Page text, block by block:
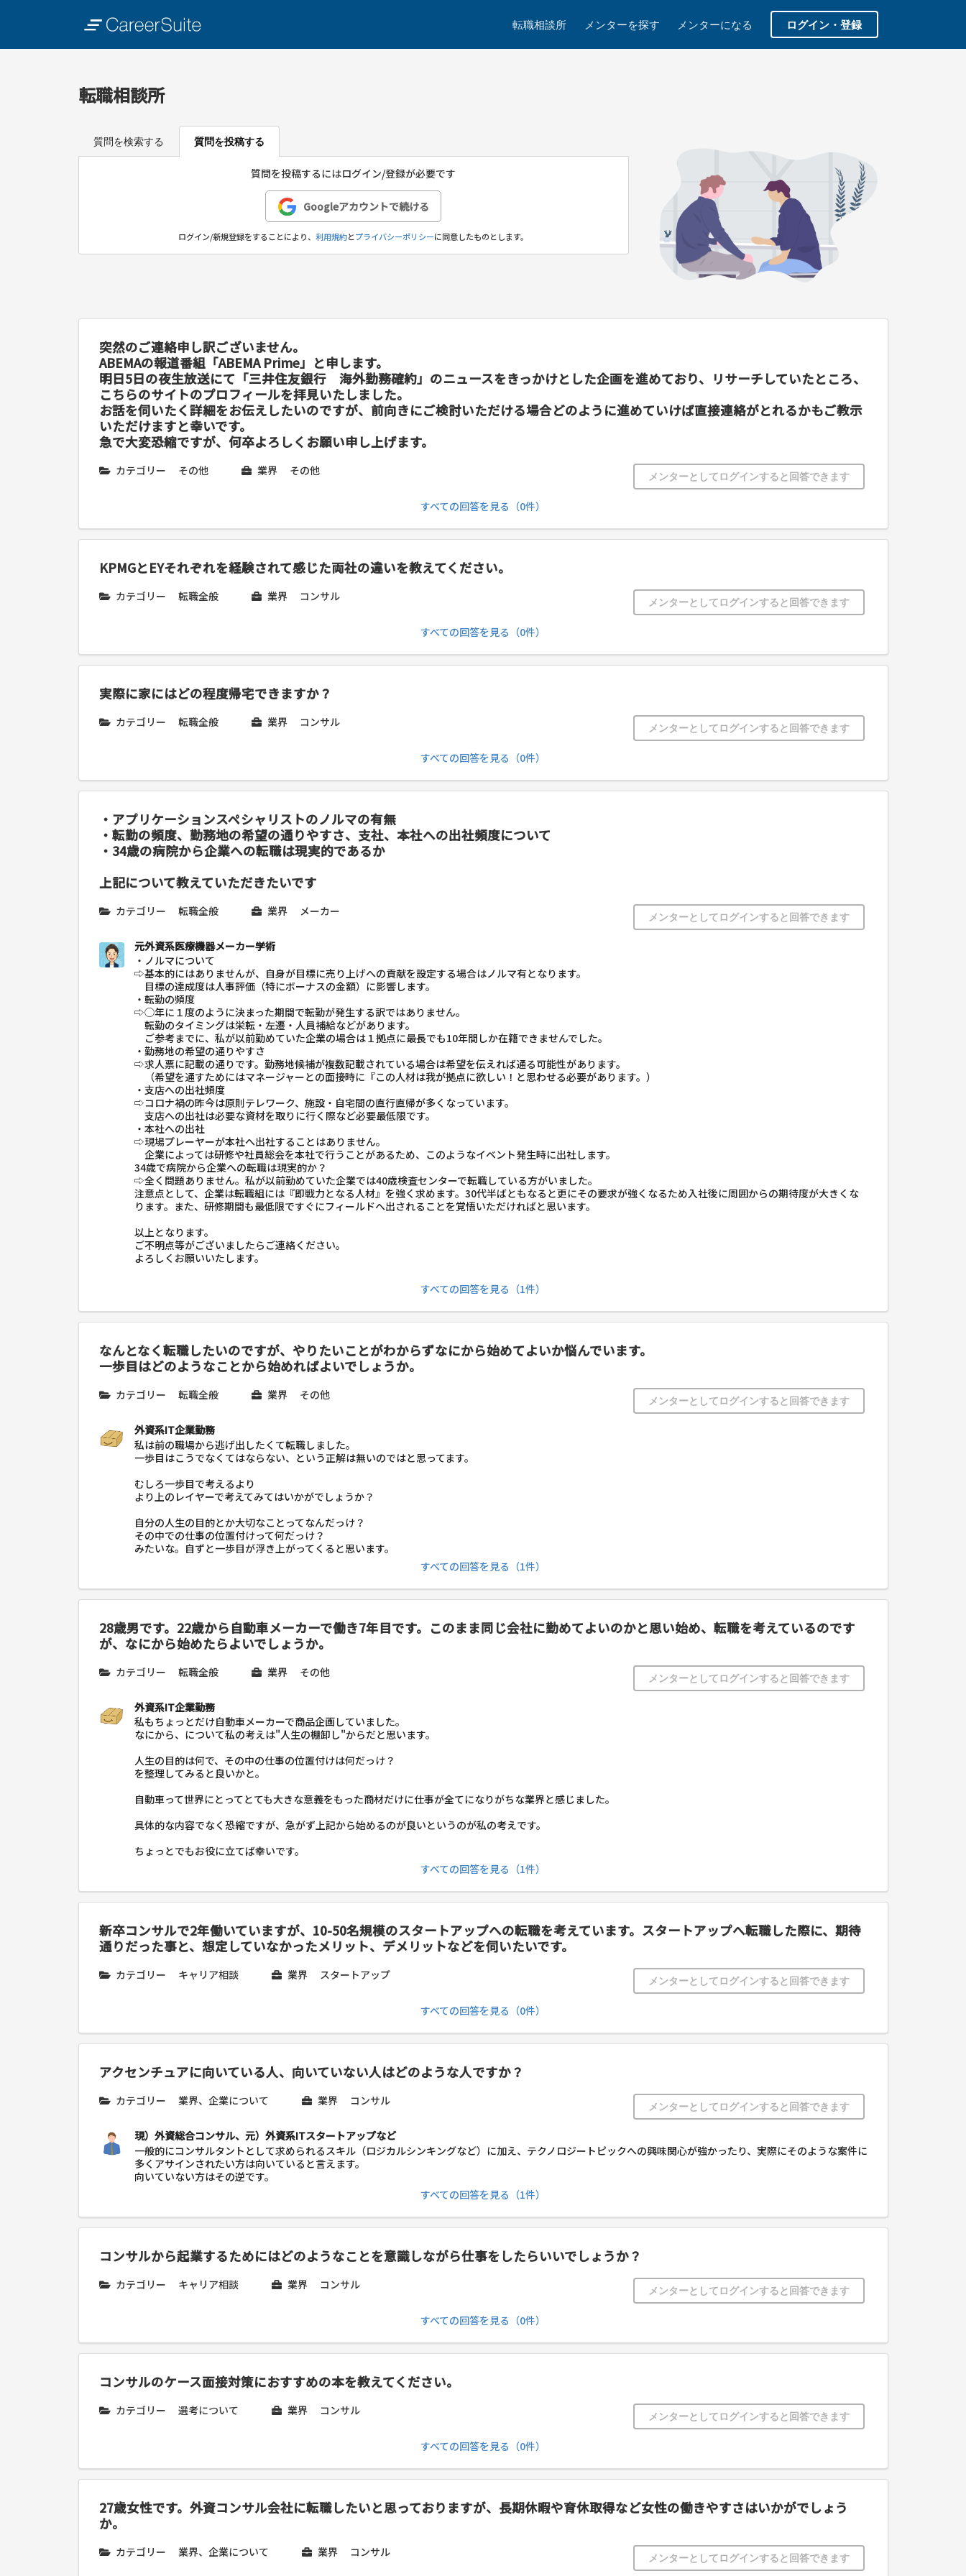
転職相談所 メンターを探す メンターになる ログイン・登録
転職相談所
質問を検索する 質問を投稿する
質問を投稿するにはログイン/登録が必要です
Googleアカウントで続ける
ログイン/新規登録をすることにより、利用規約とプライバシーポリシーに同意したものとします。
突然のご連絡申し訳ございません。
ABEMAの報道番組「ABEMA Prime」と申します。
明日5日の夜生放送にて「三井住友銀行 海外勤務確約」のニュースをきっかけとした企画を進めており、リサーチしていたところ、
こちらのサイトのプロフィールを拝見いたしました。
お話を伺いたく詳細をお伝えしたいのですが、前向きにご検討いただける場合どのように進めていけば直接連絡がとれるかもご教示
いただけますと幸いです。
急で大変恐縮ですが、何卒よろしくお願い申し上げます。
カテゴリー その他 業界 その他 メンターとしてログインすると回答できます
すべての回答を見る（0件）
KPMGとEYそれぞれを経験されて感じた両社の違いを教えてください。
カテゴリー 転職全般 業界 コンサル メンターとしてログインすると回答できます
すべての回答を見る（0件）
実際に家にはどの程度帰宅できますか？
カテゴリー 転職全般 業界 コンサル メンターとしてログインすると回答できます
すべての回答を見る（0件）
・アプリケーションスペシャリストのノルマの有無
・転勤の頻度、勤務地の希望の通りやすさ、支社、本社への出社頻度について
・34歳の病院から企業への転職は現実的であるか
上記について教えていただきたいです
カテゴリー 転職全般 業界 メーカー メンターとしてログインすると回答できます
元外資系医療機器メーカー学術
・ノルマについて
⇨基本的にはありませんが、自身が目標に売り上げへの貢献を設定する場合はノルマ有となります。
目標の達成度は人事評価（特にボーナスの金額）に影響します。
・転勤の頻度
⇨◯年に１度のように決まった期間で転勤が発生する訳ではありません。
転勤のタイミングは栄転・左遷・人員補給などがあります。
ご参考までに、私が以前勤めていた企業の場合は１拠点に最長でも10年間しか在籍できませんでした。
・勤務地の希望の通りやすさ
⇨求人票に記載の通りです。勤務地候補が複数記載されている場合は希望を伝えれば通る可能性があります。
（希望を通すためにはマネージャーとの面接時に『この人材は我が拠点に欲しい！と思わせる必要があります。）
・支店への出社頻度
⇨コロナ禍の昨今は原則テレワーク、施設・自宅間の直行直帰が多くなっています。
支店への出社は必要な資材を取りに行く際など必要最低限です。
・本社への出社
⇨現場プレーヤーが本社へ出社することはありません。
企業によっては研修や社員総会を本社で行うことがあるため、このようなイベント発生時に出社します。
34歳で病院から企業への転職は現実的か？
⇨全く問題ありません。私が以前勤めていた企業では40歳検査センターで転職している方がいました。
注意点として、企業は転職組には『即戦力となる人材』を強く求めます。30代半ばともなると更にその要求が強くなるため入社後に周囲からの期待度が大きくな
ります。また、研修期間も最低限ですぐにフィールドへ出されることを覚悟いただければと思います。
以上となります。
ご不明点等がございましたらご連絡ください。
よろしくお願いいたします。
すべての回答を見る（1件）
なんとなく転職したいのですが、やりたいことがわからずなにから始めてよいか悩んでいます。
一歩目はどのようなことから始めればよいでしょうか。
カテゴリー 転職全般 業界 その他 メンターとしてログインすると回答できます
外資系IT企業勤務
私は前の職場から逃げ出したくて転職しました。
一歩目はこうでなくてはならない、という正解は無いのではと思ってます。
むしろ一歩目で考えるより
より上のレイヤーで考えてみてはいかがでしょうか？
自分の人生の目的とか大切なことってなんだっけ？
その中での仕事の位置付けって何だっけ？
みたいな。自ずと一歩目が浮き上がってくると思います。
すべての回答を見る（1件）
28歳男です。22歳から自動車メーカーで働き7年目です。このまま同じ会社に勤めてよいのかと思い始め、転職を考えているのです
が、なにから始めたらよいでしょうか。
カテゴリー 転職全般 業界 その他 メンターとしてログインすると回答できます
外資系IT企業勤務
私もちょっとだけ自動車メーカーで商品企画していました。
なにから、について私の考えは"人生の棚卸し"からだと思います。
人生の目的は何で、その中の仕事の位置付けは何だっけ？
を整理してみると良いかと。
自動車って世界にとってとても大きな意義をもった商材だけに仕事が全てになりがちな業界と感じました。
具体的な内容でなく恐縮ですが、急がず上記から始めるのが良いというのが私の考えです。
ちょっとでもお役に立てば幸いです。
すべての回答を見る（1件）
新卒コンサルで2年働いていますが、10-50名規模のスタートアップへの転職を考えています。スタートアップへ転職した際に、期待
通りだった事と、想定していなかったメリット、デメリットなどを伺いたいです。
カテゴリー キャリア相談 業界 スタートアップ メンターとしてログインすると回答できます
すべての回答を見る（0件）
アクセンチュアに向いている人、向いていない人はどのような人ですか？
カテゴリー 業界、企業について 業界 コンサル メンターとしてログインすると回答できます
現）外資総合コンサル、元）外資系ITスタートアップなど
一般的にコンサルタントとして求められるスキル（ロジカルシンキングなど）に加え、テクノロジートピックへの興味関心が強かったり、実際にそのような案件に
多くアサインされたい方は向いていると言えます。
向いていない方はその逆です。
すべての回答を見る（1件）
コンサルから起業するためにはどのようなことを意識しながら仕事をしたらいいでしょうか？
カテゴリー キャリア相談 業界 コンサル メンターとしてログインすると回答できます
すべての回答を見る（0件）
コンサルのケース面接対策におすすめの本を教えてください。
カテゴリー 選考について 業界 コンサル メンターとしてログインすると回答できます
すべての回答を見る（0件）
27歳女性です。外資コンサル会社に転職したいと思っておりますが、長期休暇や育休取得など女性の働きやすさはいかがでしょう
か。
カテゴリー 業界、企業について 業界 コンサル メンターとしてログインすると回答できます